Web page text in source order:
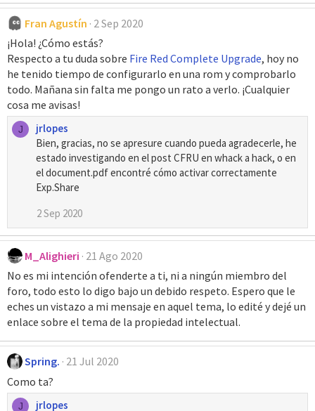
Fran Agustín 2 Sep 2020
¡Hola! ¿Cómo estás?
Respecto a tu duda sobre Fire Red Complete Upgrade, hoy no
he tenido tiempo de configurarlo en una rom y comprobarlo
todo. Mañana sin falta me pongo un rato a verlo. ¡Cualquier
cosa me avisas!
J
jrlopes
Bien, gracias, no se apresure cuando pueda agradecerle, he
estado investigando en el post CFRU en whack a hack, o en
el document.pdf encontré cómo activar correctamente
Exp.Share
2 Sep 2020
M_Alighieri 21 Ago 2020
No es mi intención ofenderte a ti, ni a ningún miembro del
foro, todo esto lo digo bajo un debido respeto. Espero que le
eches un vistazo a mi mensaje en aquel tema, lo edité y dejé un
enlace sobre el tema de la propiedad intelectual.
Spring. 21 Jul 2020
Como ta?
J jrlopes